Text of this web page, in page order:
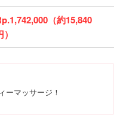
（約15,840
ーマッサージ！